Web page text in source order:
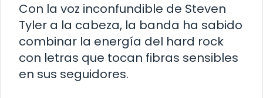
Con la voz inconfundible de Steven
Tyler a la cabeza, la banda ha sabido
combinar la energía del hard rock
con letras que tocan fibras sensibles
en sus seguidores.